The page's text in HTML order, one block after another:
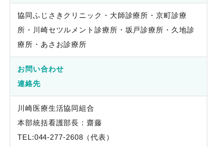
協同ふじさきクリニック・大師診療所・京町診療
所・川崎セツルメント診療所・坂戸診療所・久地診
療所・あさお診療所
お問い合わせ
連絡先
川崎医療生活協同組合
本部統括看護部長：齋藤
TEL:044-277-2608 （代表）